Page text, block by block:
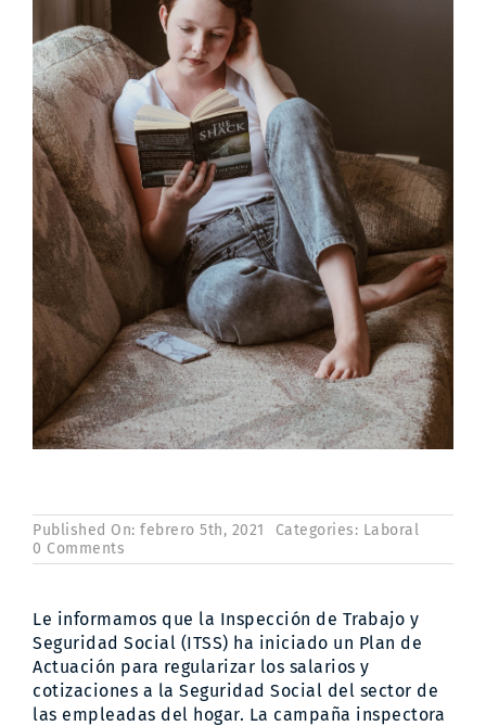
Published On: febrero 5th, 2021 Categories: Laboral
0 Comments
La
Trabajo
para
empleadas
del
hogar
Le informamos que la Inspección de Trabajo y
Seguridad Social (ITSS) ha iniciado un Plan de
Actuación para regularizar los salarios y
cotizaciones a la Seguridad Social del sector de
las empleadas del hogar. La campaña inspectora